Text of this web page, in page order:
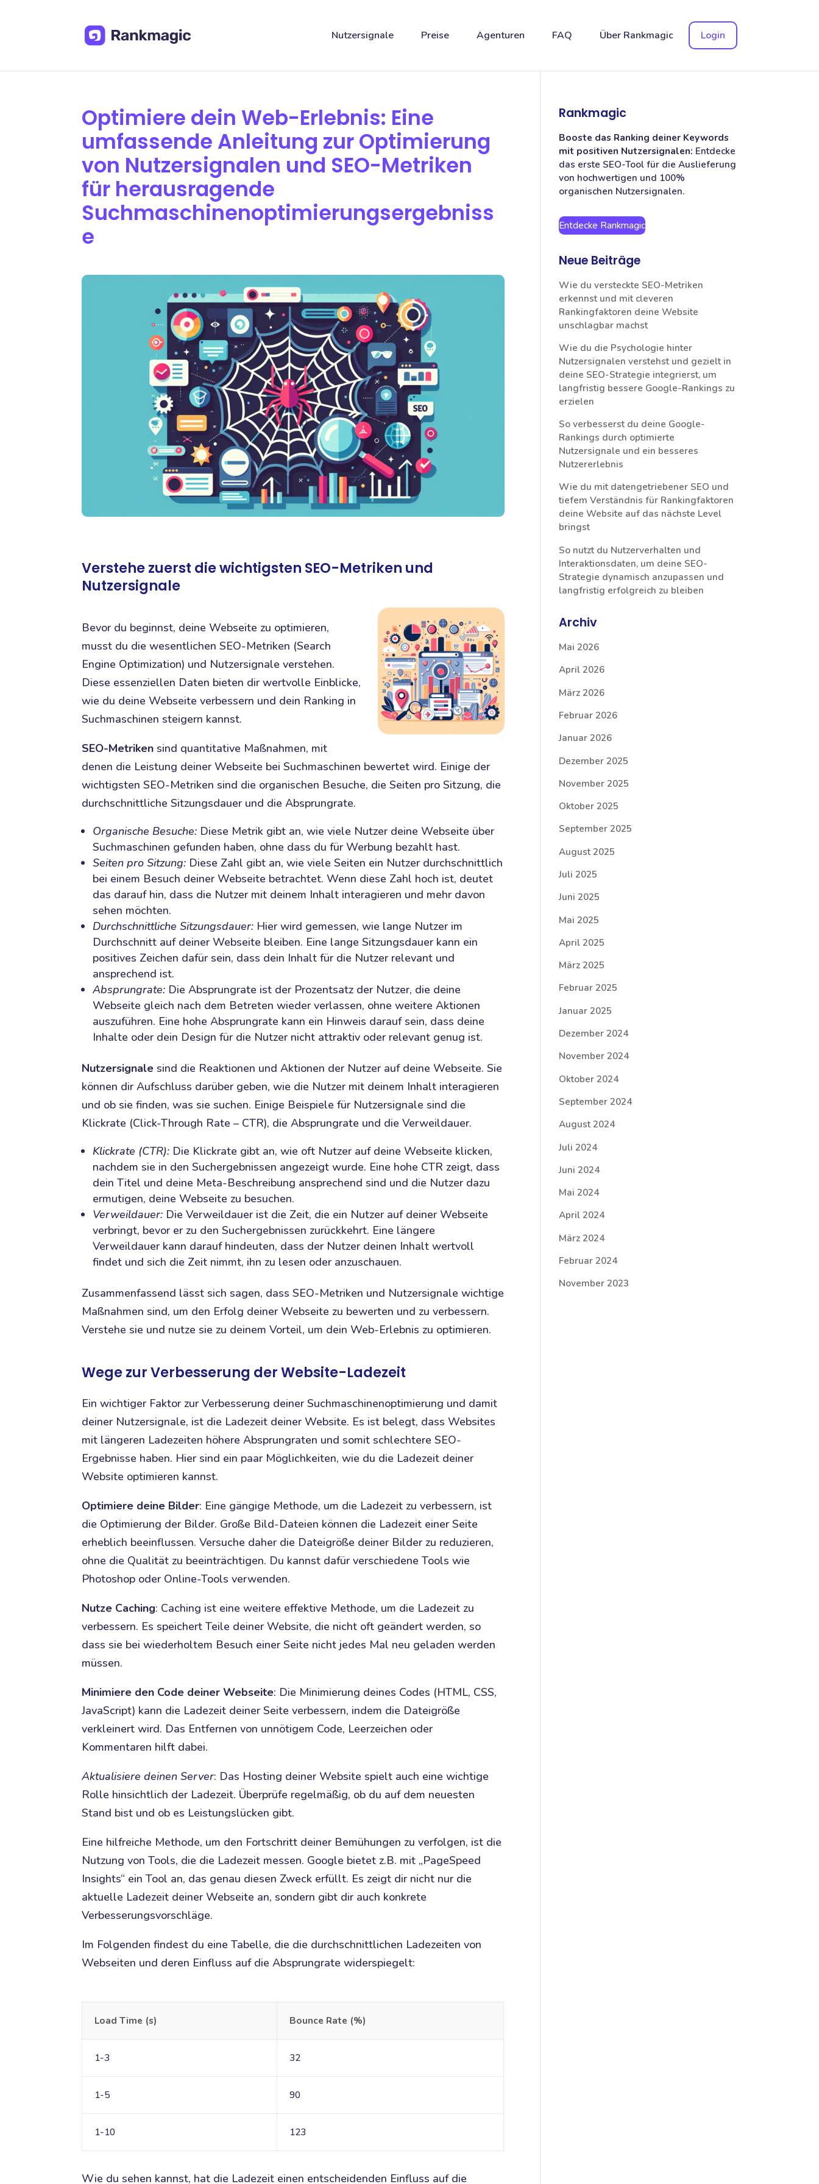
Nutzersignale Preise Agenturen FAQ Über Rankmagic Login
Optimiere dein Web-Erlebnis: Eine
umfassende Anleitung zur Optimierung
von Nutzersignalen und SEO-Metriken
für herausragende
Suchmaschinenoptimierungsergebniss
e
Verstehe zuerst die wichtigsten SEO-Metriken und
Nutzersignale
Bevor du beginnst, deine Webseite zu optimieren,
musst du die wesentlichen SEO-Metriken (Search
Engine Optimization) und Nutzersignale verstehen.
Diese essenziellen Daten bieten dir wertvolle Einblicke,
wie du deine Webseite verbessern und dein Ranking in
Suchmaschinen steigern kannst.
SEO-Metriken sind quantitative Maßnahmen, mit
denen die Leistung deiner Webseite bei Suchmaschinen bewertet wird. Einige der
wichtigsten SEO-Metriken sind die organischen Besuche, die Seiten pro Sitzung, die
durchschnittliche Sitzungsdauer und die Absprungrate.
Organische Besuche: Diese Metrik gibt an, wie viele Nutzer deine Webseite über
Suchmaschinen gefunden haben, ohne dass du für Werbung bezahlt hast.
Seiten pro Sitzung: Diese Zahl gibt an, wie viele Seiten ein Nutzer durchschnittlich
bei einem Besuch deiner Webseite betrachtet. Wenn diese Zahl hoch ist, deutet
das darauf hin, dass die Nutzer mit deinem Inhalt interagieren und mehr davon
sehen möchten.
Durchschnittliche Sitzungsdauer: Hier wird gemessen, wie lange Nutzer im
Durchschnitt auf deiner Webseite bleiben. Eine lange Sitzungsdauer kann ein
positives Zeichen dafür sein, dass dein Inhalt für die Nutzer relevant und
ansprechend ist.
Absprungrate: Die Absprungrate ist der Prozentsatz der Nutzer, die deine
Webseite gleich nach dem Betreten wieder verlassen, ohne weitere Aktionen
auszuführen. Eine hohe Absprungrate kann ein Hinweis darauf sein, dass deine
Inhalte oder dein Design für die Nutzer nicht attraktiv oder relevant genug ist.
Nutzersignale sind die Reaktionen und Aktionen der Nutzer auf deine Webseite. Sie
können dir Aufschluss darüber geben, wie die Nutzer mit deinem Inhalt interagieren
und ob sie finden, was sie suchen. Einige Beispiele für Nutzersignale sind die
Klickrate (Click-Through Rate – CTR), die Absprungrate und die Verweildauer.
Klickrate (CTR): Die Klickrate gibt an, wie oft Nutzer auf deine Webseite klicken,
nachdem sie in den Suchergebnissen angezeigt wurde. Eine hohe CTR zeigt, dass
dein Titel und deine Meta-Beschreibung ansprechend sind und die Nutzer dazu
ermutigen, deine Webseite zu besuchen.
Verweildauer: Die Verweildauer ist die Zeit, die ein Nutzer auf deiner Webseite
verbringt, bevor er zu den Suchergebnissen zurückkehrt. Eine längere
Verweildauer kann darauf hindeuten, dass der Nutzer deinen Inhalt wertvoll
findet und sich die Zeit nimmt, ihn zu lesen oder anzuschauen.
Zusammenfassend lässt sich sagen, dass SEO-Metriken und Nutzersignale wichtige
Maßnahmen sind, um den Erfolg deiner Webseite zu bewerten und zu verbessern.
Verstehe sie und nutze sie zu deinem Vorteil, um dein Web-Erlebnis zu optimieren.
Wege zur Verbesserung der Website-Ladezeit
Ein wichtiger Faktor zur Verbesserung deiner Suchmaschinenoptimierung und damit
deiner Nutzersignale, ist die Ladezeit deiner Website. Es ist belegt, dass Websites
mit längeren Ladezeiten höhere Absprungraten und somit schlechtere SEO-
Ergebnisse haben. Hier sind ein paar Möglichkeiten, wie du die Ladezeit deiner
Website optimieren kannst.
Optimiere deine Bilder: Eine gängige Methode, um die Ladezeit zu verbessern, ist
die Optimierung der Bilder. Große Bild-Dateien können die Ladezeit einer Seite
erheblich beeinflussen. Versuche daher die Dateigröße deiner Bilder zu reduzieren,
ohne die Qualität zu beeinträchtigen. Du kannst dafür verschiedene Tools wie
Photoshop oder Online-Tools verwenden.
Nutze Caching: Caching ist eine weitere effektive Methode, um die Ladezeit zu
verbessern. Es speichert Teile deiner Website, die nicht oft geändert werden, so
dass sie bei wiederholtem Besuch einer Seite nicht jedes Mal neu geladen werden
müssen.
Minimiere den Code deiner Webseite: Die Minimierung deines Codes (HTML, CSS,
JavaScript) kann die Ladezeit deiner Seite verbessern, indem die Dateigröße
verkleinert wird. Das Entfernen von unnötigem Code, Leerzeichen oder
Kommentaren hilft dabei.
Aktualisiere deinen Server: Das Hosting deiner Website spielt auch eine wichtige
Rolle hinsichtlich der Ladezeit. Überprüfe regelmäßig, ob du auf dem neuesten
Stand bist und ob es Leistungslücken gibt.
Eine hilfreiche Methode, um den Fortschritt deiner Bemühungen zu verfolgen, ist die
Nutzung von Tools, die die Ladezeit messen. Google bietet z.B. mit „PageSpeed
Insights“ ein Tool an, das genau diesen Zweck erfüllt. Es zeigt dir nicht nur die
aktuelle Ladezeit deiner Webseite an, sondern gibt dir auch konkrete
Verbesserungsvorschläge.
Im Folgenden findest du eine Tabelle, die die durchschnittlichen Ladezeiten von
Webseiten und deren Einfluss auf die Absprungrate widerspiegelt:
Load Time (s) Bounce Rate (%)
1-3 32
1-5 90
1-10 123
Wie du sehen kannst, hat die Ladezeit einen entscheidenden Einfluss auf die
Rankmagic
Booste das Ranking deiner Keywords
mit positiven Nutzersignalen: Entdecke
das erste SEO-Tool für die Auslieferung
von hochwertigen und 100%
organischen Nutzersignalen.
Entdecke Rankmagic
Neue Beiträge
Wie du versteckte SEO-Metriken
erkennst und mit cleveren
Rankingfaktoren deine Website
unschlagbar machst
Wie du die Psychologie hinter
Nutzersignalen verstehst und gezielt in
deine SEO-Strategie integrierst, um
langfristig bessere Google-Rankings zu
erzielen
So verbesserst du deine Google-
Rankings durch optimierte
Nutzersignale und ein besseres
Nutzererlebnis
Wie du mit datengetriebener SEO und
tiefem Verständnis für Rankingfaktoren
deine Website auf das nächste Level
bringst
So nutzt du Nutzerverhalten und
Interaktionsdaten, um deine SEO-
Strategie dynamisch anzupassen und
langfristig erfolgreich zu bleiben
Archiv
Mai 2026
April 2026
März 2026
Februar 2026
Januar 2026
Dezember 2025
November 2025
Oktober 2025
September 2025
August 2025
Juli 2025
Juni 2025
Mai 2025
April 2025
März 2025
Februar 2025
Januar 2025
Dezember 2024
November 2024
Oktober 2024
September 2024
August 2024
Juli 2024
Juni 2024
Mai 2024
April 2024
März 2024
Februar 2024
November 2023